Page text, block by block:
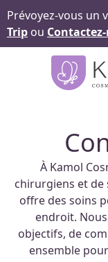
Prévoyez-vous un
Trip ou
À Kamol
chirurgiens et de
offre des soins
endroit.
objectifs, de
ensemble